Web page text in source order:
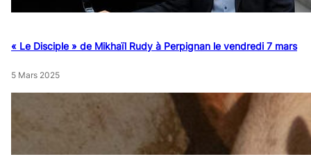
« Le Disciple » de Mikhaïl Rudy à Perpignan le vendredi 7 mars
5 Mars 2025